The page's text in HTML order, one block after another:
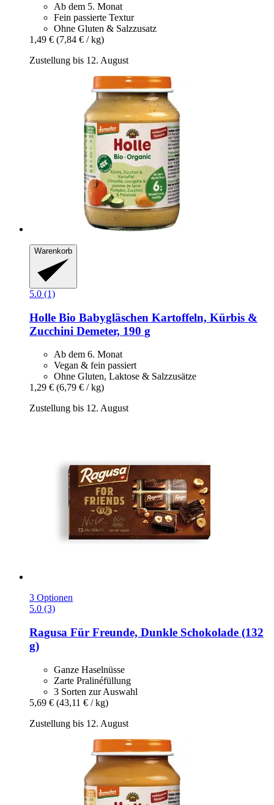
Ab dem 5. Monat
Fein passierte Textur
Ohne Gluten & Salzzusatz
1,49 € (7,84 € / kg)
Zustellung bis 12. August
Warenkorb
5.0 (1)
Holle Bio Babygläschen Kartoffeln, Kürbis &
Zucchini Demeter, 190 g
Ab dem 6. Monat
Vegan & fein passiert
Ohne Gluten, Laktose & Salzzusätze
1,29 € (6,79 € / kg)
Zustellung bis 12. August
3 Optionen
5.0 (3)
Ragusa Für Freunde, Dunkle Schokolade (132
g)
Ganze Haselnüsse
Zarte Pralinéfüllung
3 Sorten zur Auswahl
5,69 € (43,11 € / kg)
Zustellung bis 12. August